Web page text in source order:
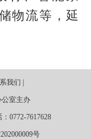
物流等，延
我们 |
室主办
0772-7617628
号